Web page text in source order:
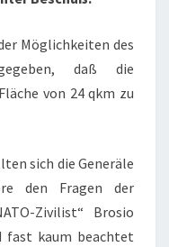
Möglichkeiten des
daß die
von 24 qkm zu
sich die Generäle
den Fragen der
Zivilist“ Brosio
fast kaum beachtet